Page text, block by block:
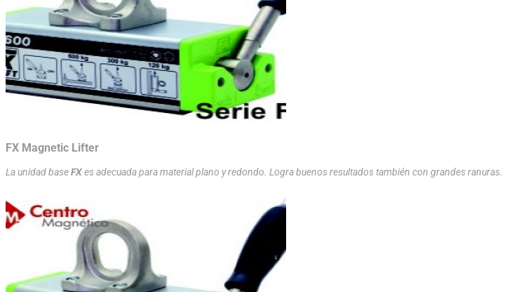
FX Magnetic Lifter
La unidad baseFXes adecuada para material plano y redondo. Logra buenos resultados también con grandes ranuras.